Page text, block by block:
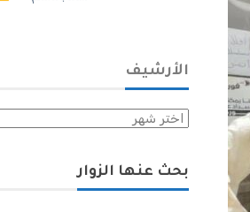
الأرشيف
الأرشيف
بحث عنها الزوار